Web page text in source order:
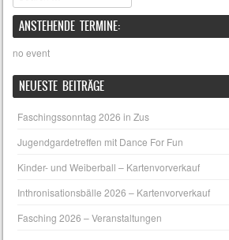
ANSTEHENDE TERMINE:
no event
NEUESTE BEITRÄGE
Faschingssonntag 2026 in Zus
Jugendgardetreffen mit Dance For Fun
Kinder- und Weiberball – Kartenvorverkauf
Inthronisationsbälle 2026 – Kartenvorverkauf
Fasching 2026 – Veranstaltungen